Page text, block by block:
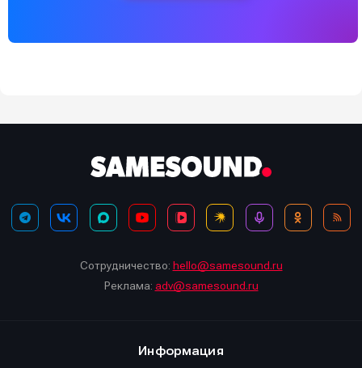
Сотрудничество: hello@samesound.ru
Реклама: adv@samesound.ru
Информация